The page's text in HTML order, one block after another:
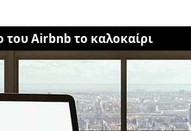
του Airbnb το καλοκαίρι